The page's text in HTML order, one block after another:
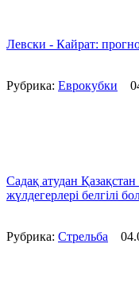
Левски - Кайрат:
Рубрика: Еврокубки
Садақ атудан
жүлдегерлері белгілі
Рубрика: Стрельба